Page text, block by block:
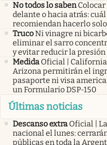
No todos lo saben
delante o hacia atrás:
recomiendan hacerlo
TrucoNi vinagre ni
eliminar el sarro
y evitar reducir la presión
Medida Oficial |
Arizona permitirán el
pasaporte ni visa
un Formulario DSP-150
Últimas noticias
Descanso extra Oficial |
nacional el lunes:
públicas en toda la